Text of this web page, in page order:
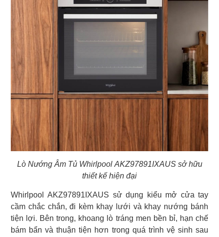
Lò Nướng Âm Tủ Whirlpool AKZ97891IXAUS sở hữu
thiết kế hiện đại
Whirlpool AKZ97891IXAUS sử dụng kiểu mở cửa tay
cầm chắc chắn, đi kèm khay lưới và khay nướng bánh
tiện lợi. Bên trong, khoang lò tráng men bền bỉ, hạn chế
bám bẩn và thuận tiện hơn trong quá trình vệ sinh sau